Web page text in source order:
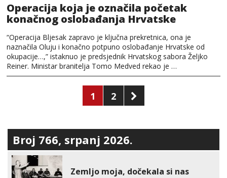
Operacija koja je označila početak
konačnog oslobađanja Hrvatske
“Operacija Bljesak zapravo je ključna prekretnica, ona je
naznačila Oluju i konačno potpuno oslobađanje Hrvatske od
okupacije…,” istaknuo je predsjednik Hrvatskog sabora Željko
Reiner. Ministar branitelja Tomo Medved rekao je …
objava
1 2
Broj 766, srpanj 2026.
Zemljo moja, dočekala si nas